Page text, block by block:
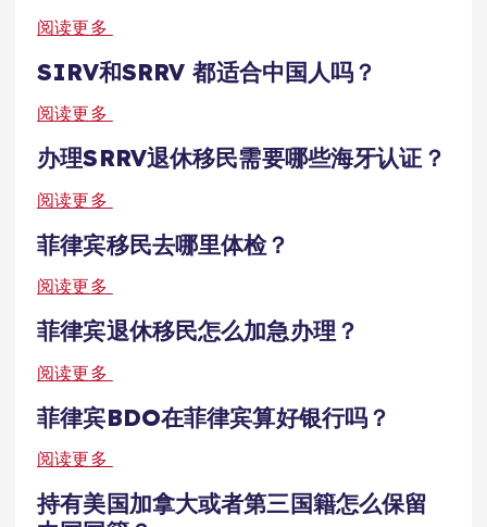
阅读更多
SIRV和SRRV 都适合中国人吗？
阅读更多
办理SRRV退休移民需要哪些海牙认证？
阅读更多
菲律宾移民去哪里体检？
阅读更多
菲律宾退休移民怎么加急办理？
阅读更多
菲律宾BDO在菲律宾算好银行吗？
阅读更多
持有美国加拿大或者第三国籍怎么保留